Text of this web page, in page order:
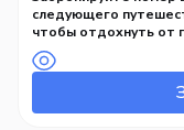
одновременнодля
вместе, но с
Прозрачные условия
следующего дня.
можно по телефонам:
(прием звонков Ср-Пт
созерцательным
Активный досуг на
вертолетные и
викингов
увлекательные
Гастрономические
работают несколько
следующего
чтобы отдохнуть от
и проникнуться духом